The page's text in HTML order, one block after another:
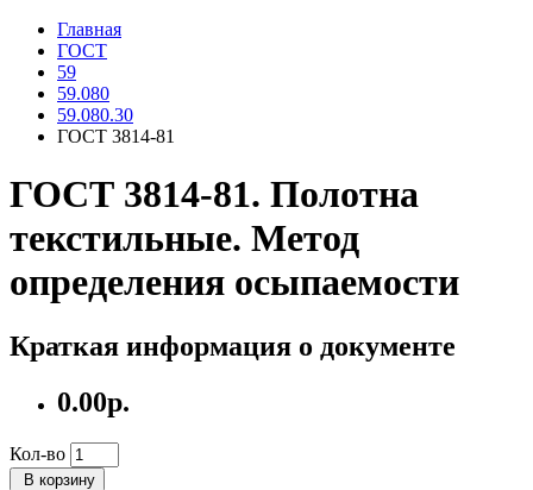
Главная
ГОСТ
59
59.080
59.080.30
ГОСТ 3814-81
ГОСТ 3814-81. Полотна
текстильные. Метод
определения осыпаемости
Краткая информация о документе
0.00р.
Кол-во
В корзину